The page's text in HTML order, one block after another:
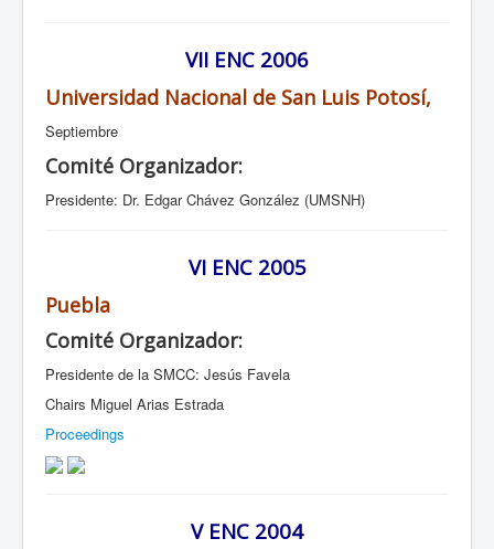
VII ENC 2006
Universidad Nacional de San Luis Potosí,
Septiembre
Comité Organizador:
Presidente: Dr. Edgar Chávez González (UMSNH)
VI ENC 2005
Puebla
Comité Organizador:
Presidente de la SMCC: Jesús Favela
Chairs Miguel Arias Estrada
Proceedings
V ENC 2004